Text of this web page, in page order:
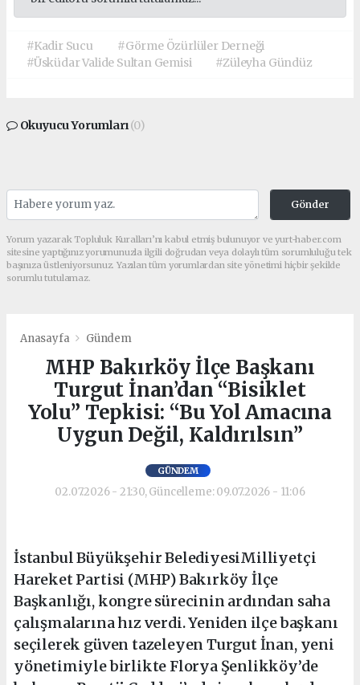
#Kadir Sucu
#Görme Özürlüler Derneği
#Üsküdar Valide Sultan Gemisi
#Züleyha Gündüz
Okuyucu Yorumları(0)
Gönder
Yorum yazarak Topluluk Kuralları’nı kabul etmiş bulunuyor ve yurt-haber.com
sitesine yaptığınız yorumunuzla ilgili doğrudan veya dolaylı tüm sorumluluğu tek
başınıza üstleniyorsunuz. Yazılan tüm yorumlardan site yönetimi hiçbir şekilde
sorumlu tutulamaz.
Anasayfa Gündem
MHP Bakırköy İlçe Başkanı
Turgut İnan’dan “Bisiklet
Yolu” Tepkisi: “Bu Yol Amacına
Uygun Değil, Kaldırılsın”
GÜNDEM
02.07.2026 - 21:30, Güncelleme: 09.07.2026 - 11:06
İstanbul Büyükşehir BelediyesiMilliyetçi
Hareket Partisi (MHP) Bakırköy İlçe
Başkanlığı, kongre sürecinin ardından saha
çalışmalarına hız verdi. Yeniden ilçe başkanı
seçilerek güven tazeleyen Turgut İnan, yeni
yönetimiyle birlikte Florya Şenlikköy’de